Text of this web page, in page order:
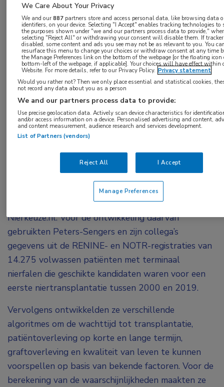
Het abstract van dr. Hessel Peters-Sengers
(Amsterdam UMC) werd beoordeeld als een van
de beste abstracts van jonge onderzoekers. Hij
omschrijft hierin hoe hij en zijn collega’s
algoritmen ontwikkelden voor Nierkeuze.nl; een
applicatie die artsen en nierpatiënten kan helpen
bij samen beslissen rond de start van
nierfunctievervangende therapie.
Om samen te kunnen beslissen over de keuze voor
evidence-based, prognostische informatie nodig over
de implicaties van deze behandelingen op individueel
niveau. De onderzoekers wilden deze informatie
beschikbaar maken via de webbased applicatie
Nierkeuze.nl. Voor de ontwikkeling daarvan
gebruikten Peters-Sengers en zijn collega’s
gegevens uit de RENINE- en NOTR-registraties van
14.275 volwassen patiënten met terminaal
nierfalen die geschikte kandidaten waren voor een
eerste niertransplantatie tussen 2000 en 2019.
Vervolgens ontwikkelden ze verschillende
algoritmes om de wachttijd tot transplantatie,
patiëntoverleving op korte en lange termijn,
graftoverleving en kwaliteit van leven te kunnen
voorspellen op basis van bekende factoren. Voor de
berekening van de waarschijnlijkheden maakten ze
We Care About Your Privacy
We and our887 partners store and access personal data, like browsing data
identifiers, on your device. Selecting "I Accept" enables tracking technologies to
the purposes shown under "we and our partners process data to provide,"
selecting "Reject All" or withdrawing your consent will disable them. If
disabled, some content and ads you see may not be as relevant to you. You
resurface this menu to change your choices or withdraw consent at any time
the Manage Preferences link on the bottom of the webpage [or the floating icon
bottom-left of the webpage, if applicable]. Your choices will have effect within
Website. For more details, refer to our Privacy Policy. Privacy statement
Would you rather not? Then we only place essential and statistical cookies,
not record any data about you as a person
We and our partners process data to provide:
Use precise geolocation data. Actively scan device characteristics for
and/or access information on a device. Personalised advertising and content,
and content measurement, audience research and services development.
List of Partners (vendors)
Reject All I Accept
Manage Preferences